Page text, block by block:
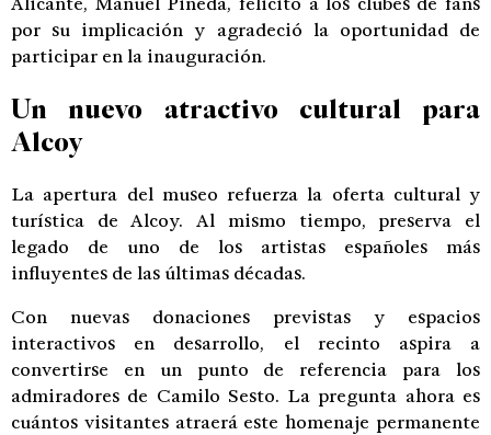
por su implicación y agradeció la oportunidad de
participar en la inauguración.
Un nuevo atractivo cultural para
Alcoy
La apertura del museo refuerza la oferta cultural y
turística de Alcoy. Al mismo tiempo, preserva el
legado de uno de los artistas españoles más
influyentes de las últimas décadas.
Con nuevas donaciones previstas y espacios
interactivos en desarrollo, el recinto aspira a
convertirse en un punto de referencia para los
admiradores de Camilo Sesto. La pregunta ahora es
cuántos visitantes atraerá este homenaje permanente